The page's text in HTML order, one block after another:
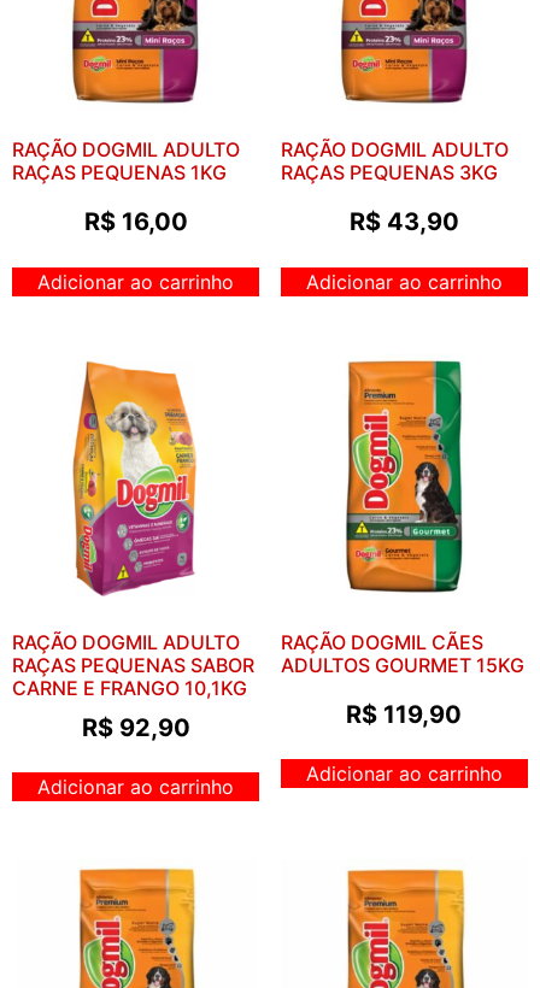
RAÇÃO DOGMIL ADULTO
RAÇAS PEQUENAS 1KG
R$16,00
Adicionar ao carrinho
RAÇÃO DOGMIL ADULTO
RAÇAS PEQUENAS 3KG
R$43,90
Adicionar ao carrinho
RAÇÃO DOGMIL ADULTO
RAÇAS PEQUENAS SABOR
CARNE E FRANGO 10,1KG
R$92,90
Adicionar ao carrinho
RAÇÃO DOGMIL CÃES
ADULTOS GOURMET 15KG
R$ 119,90
Adicionar ao carrinho